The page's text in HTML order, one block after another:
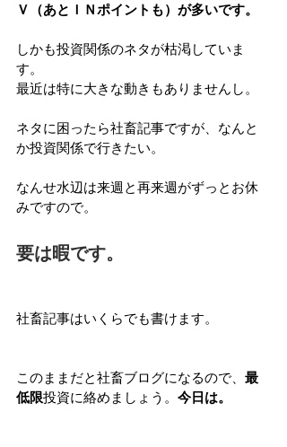
Ｖ（あとＩＮポイントも）が多いです。
しかも投資関係のネタが枯渇していま
す。
最近は特に大きな動きもありませんし。
ネタに困ったら社畜記事ですが、なんと
か投資関係で行きたい。
なんせ水辺は来週と再来週がずっとお休
みですので。
要は暇です。
社畜記事はいくらでも書けます。
このままだと社畜ブログになるので、 最
低限投資に絡めましょう。 今日は。